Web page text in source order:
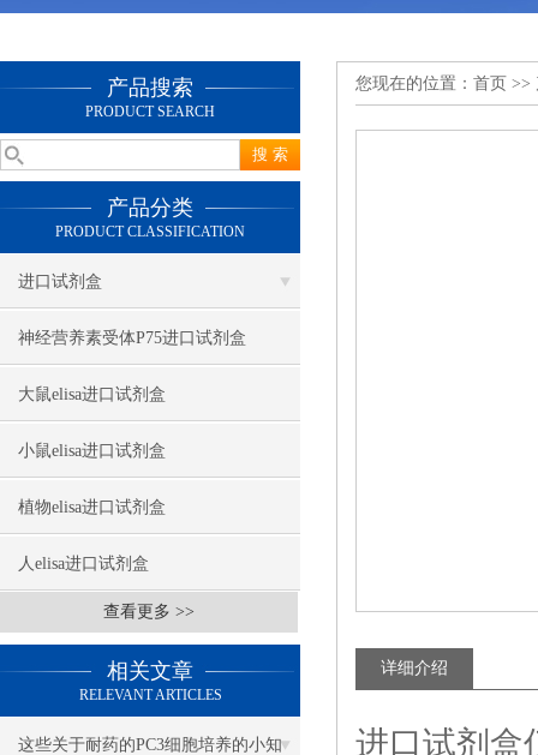
产品搜索
PRODUCT SEARCH
产品分类
PRODUCT CLASSIFICATION
进口试剂盒
神经营养素受体P75进口试剂盒
大鼠elisa进口试剂盒
小鼠elisa进口试剂盒
植物elisa进口试剂盒
人elisa进口试剂盒
查看更多 >>
相关文章
RELEVANT ARTICLES
这些关于耐药的PC3细胞培养的小知
您现在的位置： 首页 >>
详细介绍
进口试剂盒